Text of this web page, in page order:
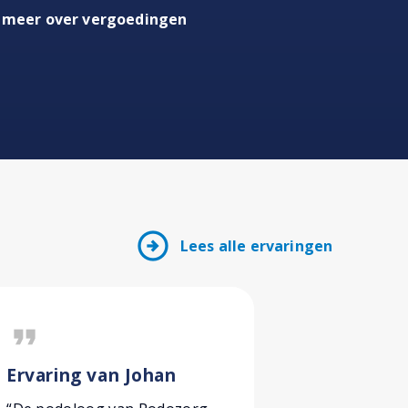
meer over vergoedingen
arrow_circle_right Lees alle ervaringen
format_quote
Ervaring van Johan